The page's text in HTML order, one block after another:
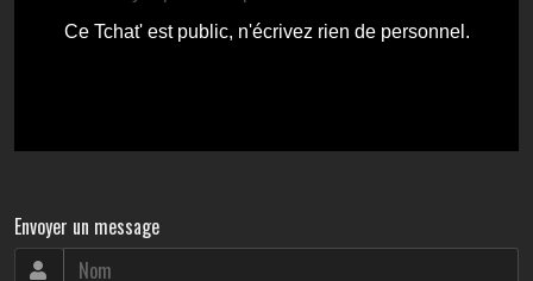
Envoyer un message